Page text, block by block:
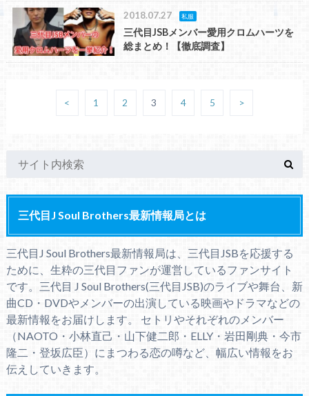
2018.07.27 私服
三代目JSBメンバー愛用クロムハーツを
総まとめ！【徹底調査】
< 1 2 3 4 5 >
三代目J Soul Brothers最新情報局とは
三代目J Soul Brothers最新情報局は、三代目JSBを応援する
ために、生粋の三代目ファンが運営しているファンサイト
です。三代目 J Soul Brothers(三代目JSB)のライブや舞台、新
曲CD・DVDやメンバーの出演している映画やドラマなどの
最新情報をお届けします。 セトリやそれぞれのメンバー
（NAOTO・小林直己・山下健二郎・ELLY・岩田剛典・今市
隆二・登坂広臣）にまつわる恋の噂など、幅広い情報をお
伝えしていきます。